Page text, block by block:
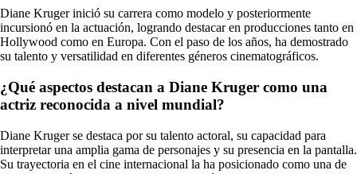
Diane Kruger inició su carrera como modelo y posteriormente
incursionó en la actuación, logrando destacar en producciones tanto en
Hollywood como en Europa. Con el paso de los años, ha demostrado
su talento y versatilidad en diferentes géneros cinematográficos.
¿Qué aspectos destacan a Diane Kruger como una
actriz reconocida a nivel mundial?
Diane Kruger se destaca por su talento actoral, su capacidad para
interpretar una amplia gama de personajes y su presencia en la pantalla.
Su trayectoria en el cine internacional la ha posicionado como una de